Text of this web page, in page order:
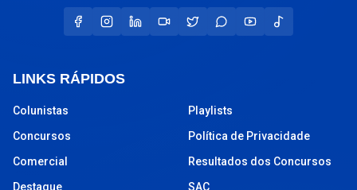
LINKS RÁPIDOS
Colunistas
Concursos
Comercial
Destaque
Playlists
Política de Privacidade
Resultados dos Concursos
SAC